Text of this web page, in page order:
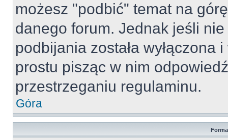
możesz "podbić" temat na
danego forum. Jednak jeśli
podbijania została
prostu pisząc w nim
przestrzeganiu regulaminu.
Góra